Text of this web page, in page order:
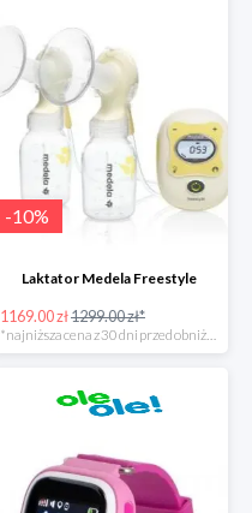
-10%
Laktator Medela Freestyle
1169.00 zł1299.00 zł*
*najniższa cena z 30 dni przed obniżką